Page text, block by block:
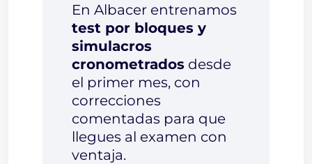
En Albacer entrenamos
test por bloques y
simulacros
cronometrados desde
el primer mes, con
correcciones
comentadas para que
llegues al examen con
ventaja.